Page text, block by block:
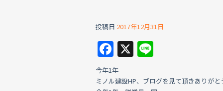
投稿日 2017年12月31日
F
a
c
X
e
今年1年
ミノル建設HP、ブログを見て頂きありがと